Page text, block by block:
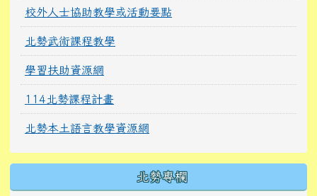
校外人士協助教學或活動要點
北勢武術課程教學
學習扶助資源網
114北勢課程計畫
北勢本土語言教學資源網
北勢專欄